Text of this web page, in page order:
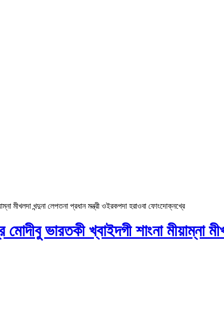
মীখলদা খন্দুনা লেপতনা প্রধান মন্ত্রী ওইরকপদা হরাওবা ফোংদোক্নখ্রে
মোদীবু ভারতকী খ্বাইদগী শাংনা মীয়াম্না